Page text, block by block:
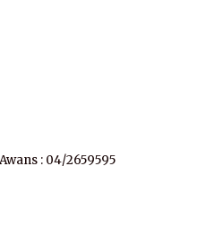
: 04/2659595